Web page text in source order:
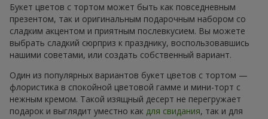
Букет цветов с тортом может быть как повседневным
презентом, так и оригинальным подарочным набором со
сладким акцентом и приятным послевкусием. Вы можете
выбрать сладкий сюрприз к празднику, воспользовавшись
нашими советами, или создать собственный вариант.
Один из популярных вариантов букет цветов с тортом —
флористика в спокойной цветовой гамме и мини-торт с
нежным кремом. Такой изящный десерт не перегружает
подарок и выглядит уместно как для свидания, так и для